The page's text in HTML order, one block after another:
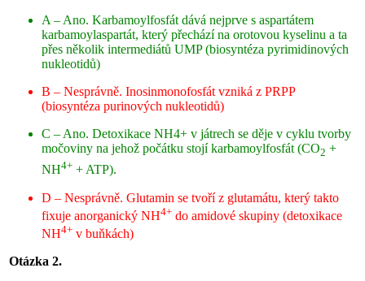
A – Ano. Karbamoylfosfát dává nejprve s aspartátem
karbamoylaspartát, který přechází na orotovou kyselinu a ta
přes několik intermediátů UMP (biosyntéza pyrimidinových
nukleotidů)
B – Nesprávně. Inosinmonofosfát vzniká z PRPP
(biosyntéza purinových nukleotidů)
C – Ano. Detoxikace NH4+ v játrech se děje v cyklu tvorby
močoviny na jehož počátku stojí karbamoylfosfát (CO2 +
NH4+ + ATP).
D – Nesprávně. Glutamin se tvoří z glutamátu, který takto
fixuje anorganický NH4+ do amidové skupiny (detoxikace
NH4+ v buňkách)
Otázka 2.